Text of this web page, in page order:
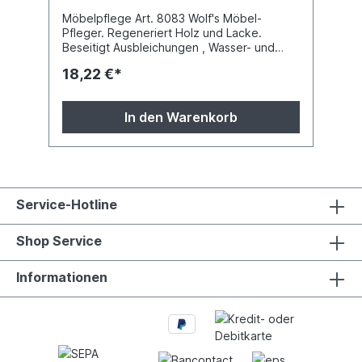
Möbelpflege Art. 8083 Wolf's Möbel-
Pfleger. Regeneriert Holz und Lacke.
Beseitigt Ausbleichungen , Wasser- und
Griff- und Schmutzstellen. Für helle bis
Druckfehler und Preisänderungen
vorbehalten.
18,22 €*
In den Warenkorb
Service-Hotline
Shop Service
Informationen